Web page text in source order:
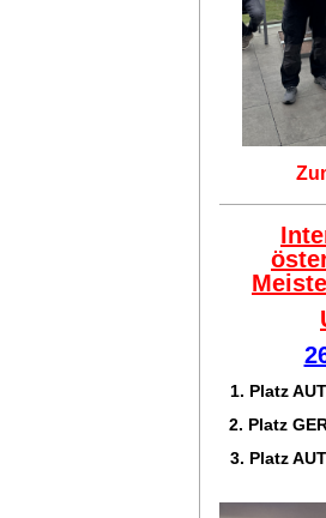
1. Platz
2. Platz
3. Platz